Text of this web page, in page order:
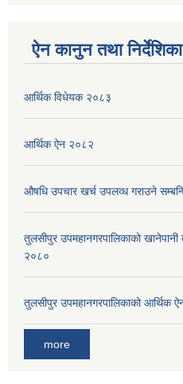
ऐन कानुन तथा निर्देशिका
आर्थिक विधेयक २०८३
आर्थिक ऐन २०८२
औषधि उपचार खर्च उपलव्ध गराउने
तुलसीपुर उपमहानगरपालिकाको
२०८०
तुलसीपुर उपमहानगरपालिकाको
more